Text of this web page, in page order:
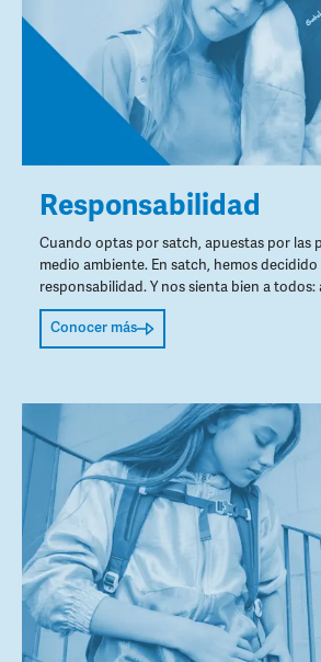
Responsabilidad
Cuando optas por satch, apuestas por las
medio ambiente. En satch, hemos decidido
responsabilidad. Y nos sienta bien a todos:
Conocer más